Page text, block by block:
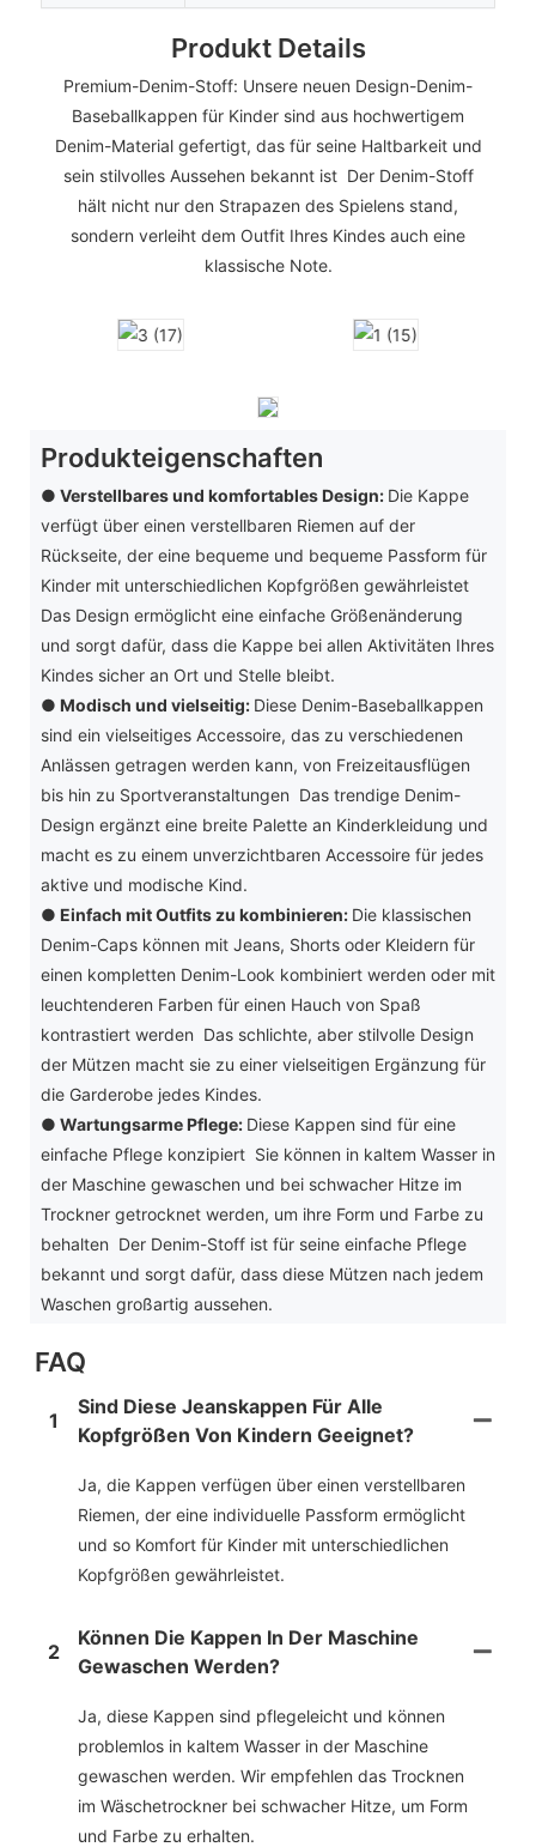
Produkt Details
Premium-Denim-Stoff: Unsere neuen Design-Denim-
Baseballkappen für Kinder sind aus hochwertigem
Denim-Material gefertigt, das für seine Haltbarkeit und
sein stilvolles Aussehen bekannt ist Der Denim-Stoff
hält nicht nur den Strapazen des Spielens stand,
sondern verleiht dem Outfit Ihres Kindes auch eine
klassische Note.
Produkteigenschaften
● Verstellbares und komfortables Design: Die Kappe
verfügt über einen verstellbaren Riemen auf der
Rückseite, der eine bequeme und bequeme Passform für
Kinder mit unterschiedlichen Kopfgrößen gewährleistet
Das Design ermöglicht eine einfache Größenänderung
und sorgt dafür, dass die Kappe bei allen Aktivitäten Ihres
Kindes sicher an Ort und Stelle bleibt.
● Modisch und vielseitig: Diese Denim-Baseballkappen
sind ein vielseitiges Accessoire, das zu verschiedenen
Anlässen getragen werden kann, von Freizeitausflügen
bis hin zu Sportveranstaltungen Das trendige Denim-
Design ergänzt eine breite Palette an Kinderkleidung und
macht es zu einem unverzichtbaren Accessoire für jedes
aktive und modische Kind.
● Einfach mit Outfits zu kombinieren: Die klassischen
Denim-Caps können mit Jeans, Shorts oder Kleidern für
einen kompletten Denim-Look kombiniert werden oder mit
leuchtenderen Farben für einen Hauch von Spaß
kontrastiert werden Das schlichte, aber stilvolle Design
der Mützen macht sie zu einer vielseitigen Ergänzung für
die Garderobe jedes Kindes.
● Wartungsarme Pflege: Diese Kappen sind für eine
einfache Pflege konzipiert Sie können in kaltem Wasser in
der Maschine gewaschen und bei schwacher Hitze im
Trockner getrocknet werden, um ihre Form und Farbe zu
behalten Der Denim-Stoff ist für seine einfache Pflege
bekannt und sorgt dafür, dass diese Mützen nach jedem
Waschen großartig aussehen.
FAQ
1
Sind Diese Jeanskappen Für Alle
Kopfgrößen Von Kindern Geeignet?
Ja, die Kappen verfügen über einen verstellbaren
Riemen, der eine individuelle Passform ermöglicht
und so Komfort für Kinder mit unterschiedlichen
Kopfgrößen gewährleistet.
2
Können Die Kappen In Der Maschine
Gewaschen Werden?
Ja, diese Kappen sind pflegeleicht und können
problemlos in kaltem Wasser in der Maschine
gewaschen werden. Wir empfehlen das Trocknen
im Wäschetrockner bei schwacher Hitze, um Form
und Farbe zu erhalten.